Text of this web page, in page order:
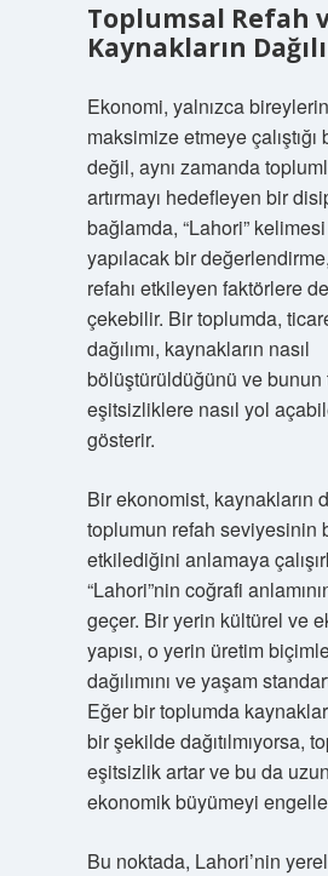
Toplumsal Refah
Kaynakların
Ekonomi, yalnızca bireylerin
maksimize etmeye çalıştığı
değil, aynı zamanda
artırmayı hedefleyen bir
bağlamda, “Lahori”
yapılacak bir
refahı etkileyen faktörlere
çekebilir. Bir toplumda,
dağılımı, kaynakların nasıl
bölüştürüldüğünü ve bunun
eşitsizliklere nasıl yol
gösterir.
Bir ekonomist, kaynakların
toplumun refah seviyesinin
etkilediğini anlamaya
“Lahori”nin coğrafi
geçer. Bir yerin kültürel ve
yapısı, o yerin üretim
dağılımını ve yaşam
Eğer bir toplumda
bir şekilde dağıtılmıyorsa,
eşitsizlik artar ve bu da
ekonomik büyümeyi
Bu noktada, Lahori’nin